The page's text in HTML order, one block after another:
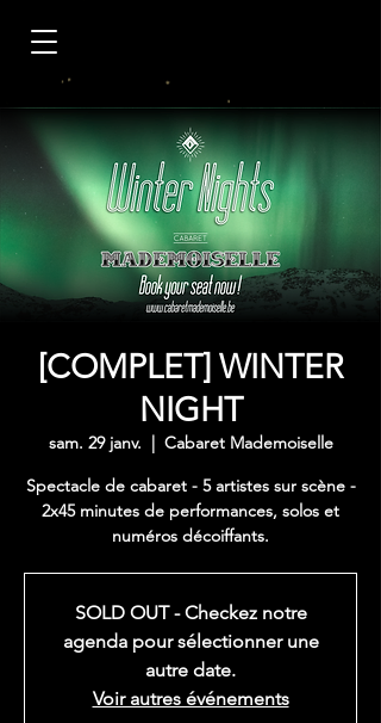
[COMPLET] WINTER
NIGHT
sam. 29 janv.
  |
Cabaret Mademoiselle
Spectacle de cabaret - 5 artistes sur scène -
2x45 minutes de performances, solos et
numéros décoiffants.
SOLD OUT - Checkez notre
agenda pour sélectionner une
autre date.
Voir autres événements